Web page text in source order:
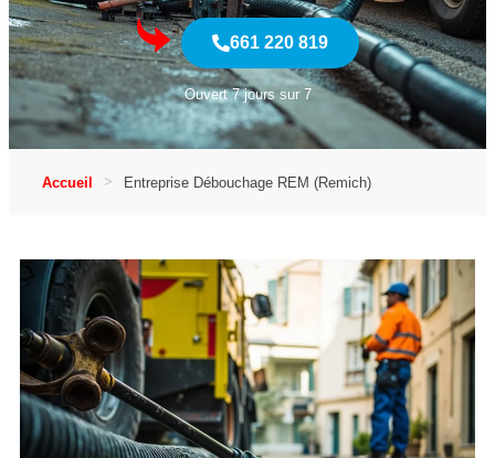
661 220 819
Ouvert 7 jours sur 7
Accueil Entreprise Débouchage REM (Remich)